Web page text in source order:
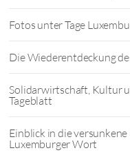
Fotos unter Tage
Die Wiederentdeckung
Solidarwirtschaft, Kultur
Tageblatt
Einblick in die
Luxemburger Wort